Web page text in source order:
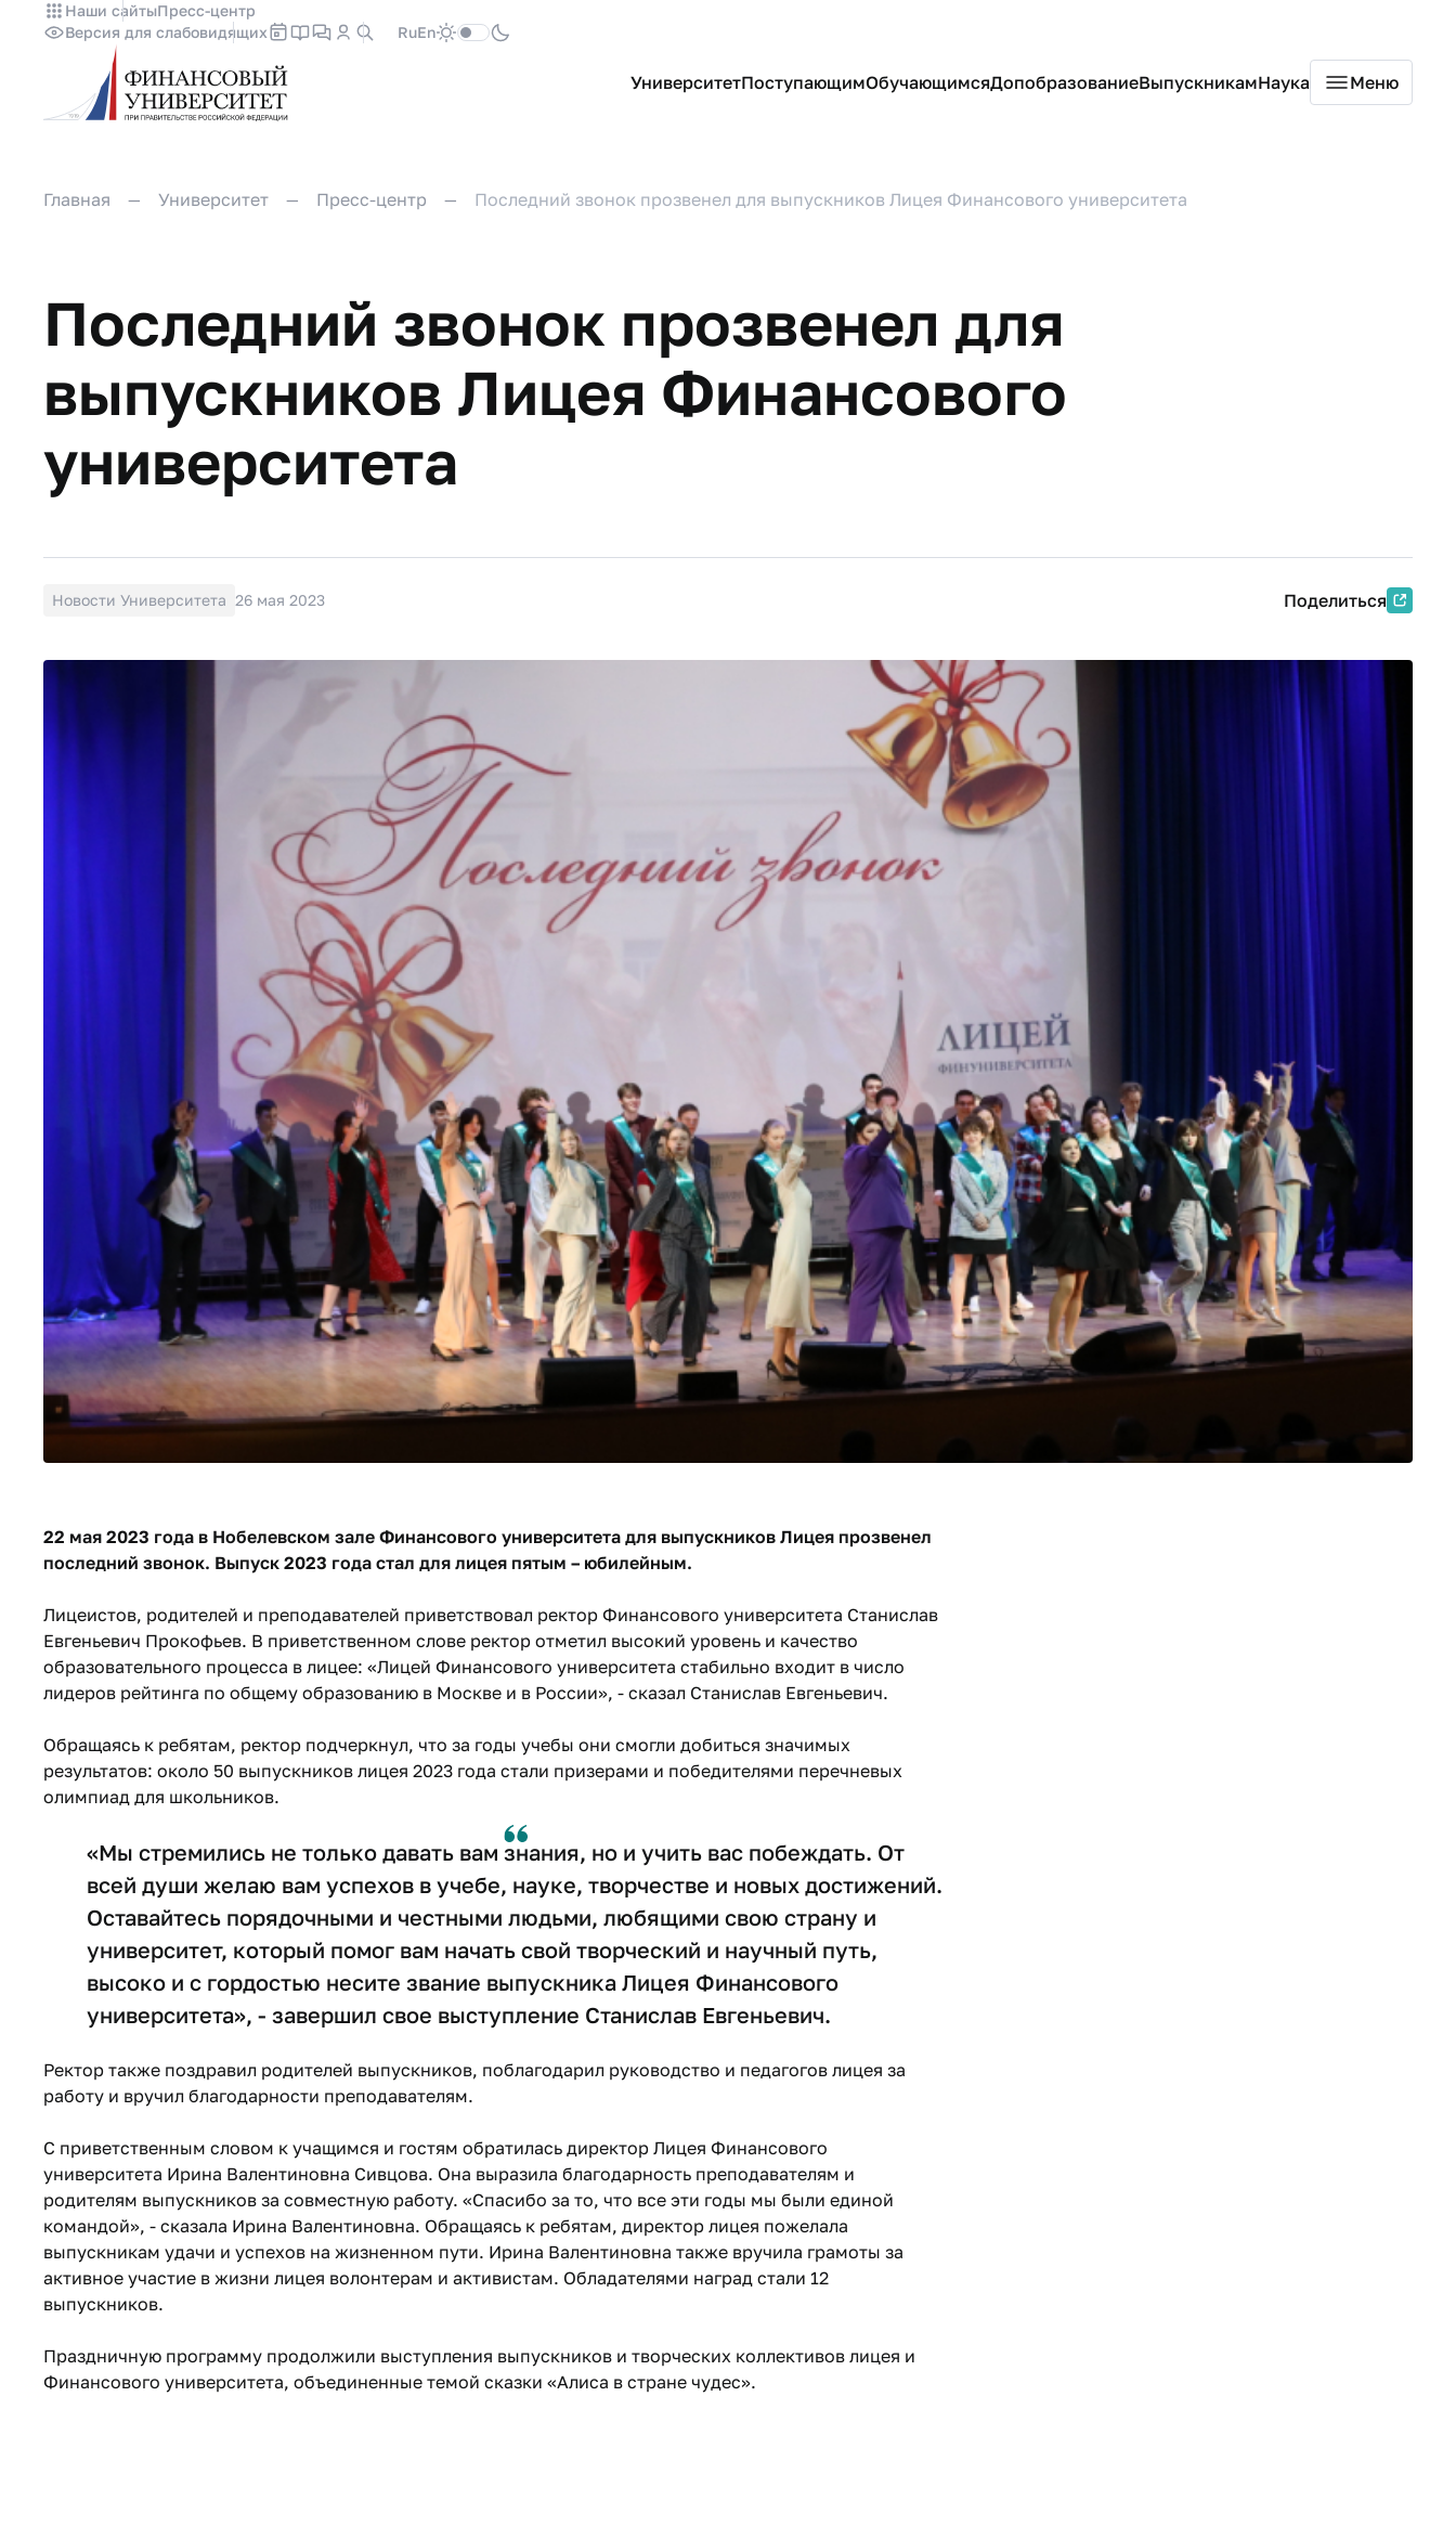
Наши сайтыПресс-центр
Версия для слабовидящих
RuEn
УниверситетПоступающимОбучающимсяДопобразованиеВыпускникамНаука Меню
Главная Университет Пресс-центр Последний звонок прозвенел для выпускников Лицея Финансового университета
Последний звонок прозвенел для
выпускников Лицея Финансового
университета
Новости Университета 26 мая 2023 Поделиться
22 мая 2023 года в Нобелевском зале Финансового университета для выпускников Лицея прозвенел
последний звонок. Выпуск 2023 года стал для лицея пятым – юбилейным.
Лицеистов, родителей и преподавателей приветствовал ректор Финансового университета Станислав
Евгеньевич Прокофьев. В приветственном слове ректор отметил высокий уровень и качество
образовательного процесса в лицее: «Лицей Финансового университета стабильно входит в число
лидеров рейтинга по общему образованию в Москве и в России», - сказал Станислав Евгеньевич.
Обращаясь к ребятам, ректор подчеркнул, что за годы учебы они смогли добиться значимых
результатов: около 50 выпускников лицея 2023 года стали призерами и победителями перечневых
олимпиад для школьников.
«Мы стремились не только давать вам знания, но и учить вас побеждать. От
всей души желаю вам успехов в учебе, науке, творчестве и новых достижений.
Оставайтесь порядочными и честными людьми, любящими свою страну и
университет, который помог вам начать свой творческий и научный путь,
высоко и с гордостью несите звание выпускника Лицея Финансового
университета», - завершил свое выступление Станислав Евгеньевич.
Ректор также поздравил родителей выпускников, поблагодарил руководство и педагогов лицея за
работу и вручил благодарности преподавателям.
С приветственным словом к учащимся и гостям обратилась директор Лицея Финансового
университета Ирина Валентиновна Сивцова. Она выразила благодарность преподавателям и
родителям выпускников за совместную работу. «Спасибо за то, что все эти годы мы были единой
командой», - сказала Ирина Валентиновна. Обращаясь к ребятам, директор лицея пожелала
выпускникам удачи и успехов на жизненном пути. Ирина Валентиновна также вручила грамоты за
активное участие в жизни лицея волонтерам и активистам. Обладателями наград стали 12
выпускников.
Праздничную программу продолжили выступления выпускников и творческих коллективов лицея и
Финансового университета, объединенные темой сказки «Алиса в стране чудес». ​